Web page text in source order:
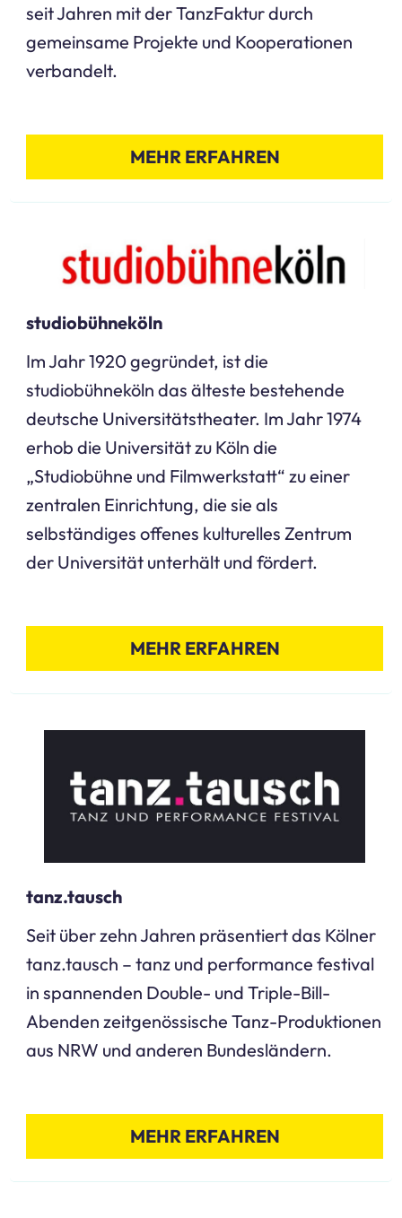
seit Jahren mit der TanzFaktur durch
gemeinsame Projekte und Kooperationen
verbandelt.
MEHR ERFAHREN
studiobühneköln
Im Jahr 1920 gegründet, ist die
studiobühneköln das älteste bestehende
deutsche Universitätstheater. Im Jahr 1974
erhob die Universität zu Köln die
„Studiobühne und Filmwerkstatt“ zu einer
zentralen Einrichtung, die sie als
selbständiges offenes kulturelles Zentrum
der Universität unterhält und fördert.
MEHR ERFAHREN
tanz.tausch
Seit über zehn Jahren präsentiert das Kölner
tanz.tausch – tanz und performance festival
in spannenden Double- und Triple-Bill-
Abenden zeitgenössische Tanz-Produktionen
aus NRW und anderen Bundesländern.
MEHR ERFAHREN